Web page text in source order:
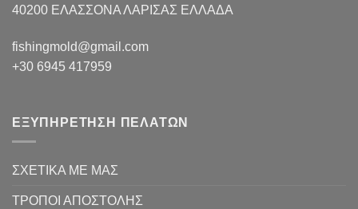
40200 ΕΛΑΣΣΟΝΑ ΛΑΡΙΣΑΣ EΛΛΑΔΑ
fishingmold@gmail.com
+30 6945 417959
ΕΞΥΠΗΡΕΤΗΣΗ ΠΕΛΑΤΩΝ
ΣΧΕΤΙΚΑ ΜΕ ΜΑΣ
ΤΡΟΠΟΙ ΑΠΟΣΤΟΛΗΣ